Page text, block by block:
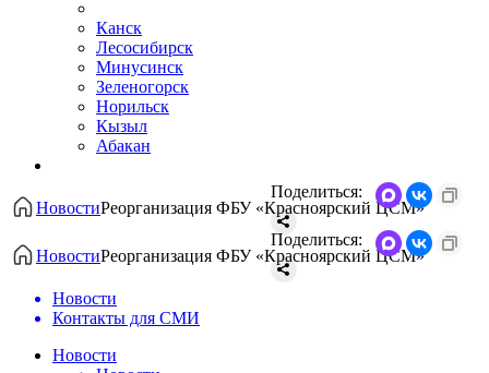
Канск
Лесосибирск
Минусинск
Зеленогорск
Норильск
Кызыл
Абакан
НовостиРеорганизация ФБУ «Красноярский ЦСМ»
Поделиться:
НовостиРеорганизация ФБУ «Красноярский ЦСМ»
Поделиться:
Новости
Контакты для СМИ
Новости